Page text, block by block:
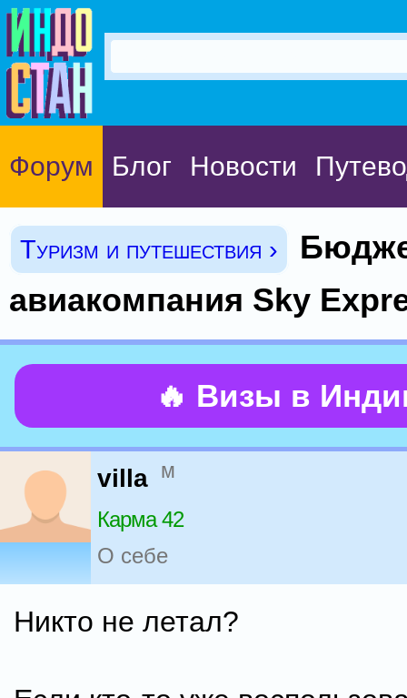
Форум Блог Новости
Туризм и путешествия ›
авиакомпания Sky
🔥 Визы в
villa м
Карма 42
О себе
Никто не летал?